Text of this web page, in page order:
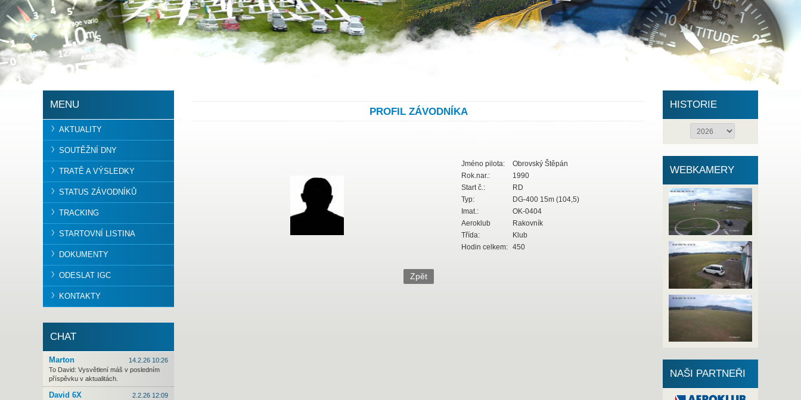
MENU
AKTUALITY
SOUTĚŽNÍ DNY
TRATĚ A VÝSLEDKY
STATUS ZÁVODNÍKŮ
TRACKING
STARTOVNÍ LISTINA
DOKUMENTY
ODESLAT IGC
KONTAKTY
CHAT
Marton
14.2.26 10:26
To David: Vysvětlení máš v posledním
příspěvku v aktualitách.
David 6X
2.2.26 12:09
PROFIL ZÁVODNÍKA
Jméno pilota:
Obrovský Štěpán
Rok.nar.:
1990
Start č.:
RD
Typ:
DG-400 15m (104,5)
Imat.:
OK-0404
Aeroklub
Rakovník
Třída:
Klub
Hodin celkem:
450
HISTORIE
WEBKAMERY
NAŠI PARTNEŘI